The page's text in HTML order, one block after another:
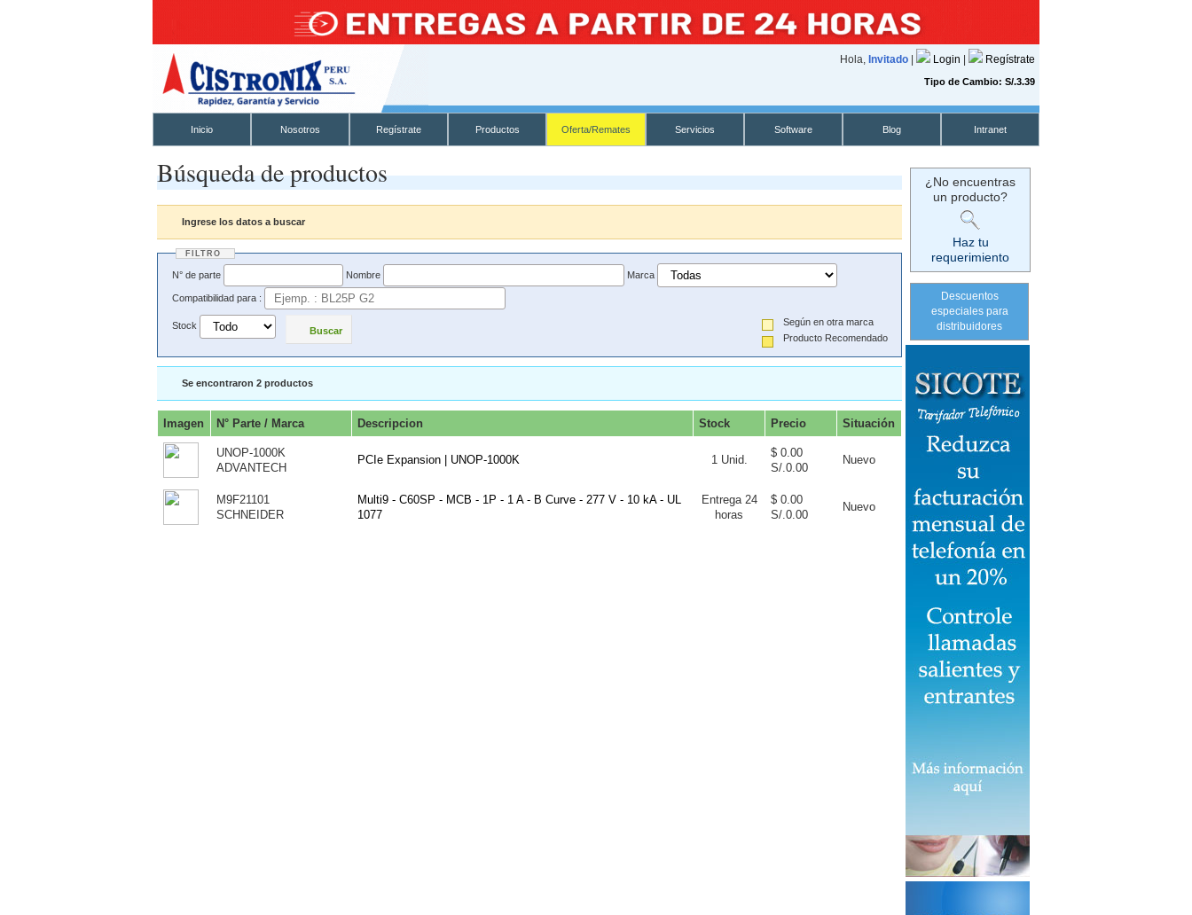
Hola, Invitado Login Regístrate
Tipo de Cambio: S/.3.39
Inicio Nosotros Regístrate Productos Oferta/Remates Servicios Software Blog Intranet
Búsqueda de productos
Ingrese los datos a buscar
FILTRO
N° de parte Nombre Marca
Compatibilidad para :
Stock Buscar
Según en otra marca
Producto Recomendado
Se encontraron 2 productos
Imagen N° Parte / Marca Descripcion Stock Precio Situación
UNOP-1000K
ADVANTECH
PCIe Expansion | UNOP-1000K 1 Unid.
$ 0.00
S/.0.00
Nuevo
M9F21101
SCHNEIDER
Multi9 - C60SP - MCB - 1P - 1 A - B Curve - 277 V - 10 kA - UL
1077
Entrega 24
horas
$ 0.00
S/.0.00
Nuevo
¿No encuentras
un producto?
Haz tu
requerimiento
Descuentos
especiales para
distribuidores